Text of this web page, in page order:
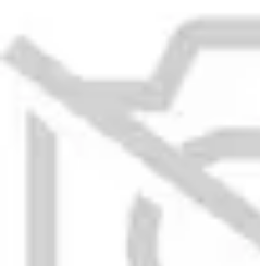
Planification et Stratégie
Durabilité
Projets Nouvelle Vie